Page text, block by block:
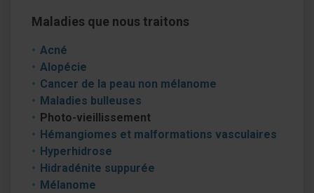
Maladies que nous traitons
Acné
Alopécie
Cancer de la peau non mélanome
Maladies bulleuses
Photo-vieillissement
Hémangiomes et malformations vasculaires
Hyperhidrose
Hidradénite suppurée
Mélanome